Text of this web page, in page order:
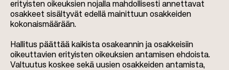
erityisten oikeuksien nojalla mahdollisesti annettavat
osakkeet sisältyvät edellä mainittuun osakkeiden
kokonaismäärään.
Hallitus päättää kaikista osakeannin ja osakkeisiin
oikeuttavien erityisten oikeuksien antamisen ehdoista.
Valtuutus koskee sekä uusien osakkeiden antamista,